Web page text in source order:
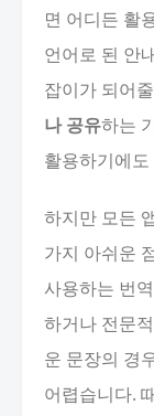
면 어디든 활
언어로 된 안
잡이가 되어
나 공유하는
활용하기에
하지만 모든
가지 아쉬운
사용하는 번
하거나 전문
운 문장의 경
어렵습니다.